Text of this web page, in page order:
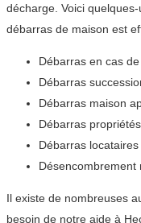
décharge. Voici
débarras de maison est
Débarras en cas
Débarras
Débarras maison
Débarras
Débarras
Désencombrement
Il existe de nombreuses
besoin de notre aide à